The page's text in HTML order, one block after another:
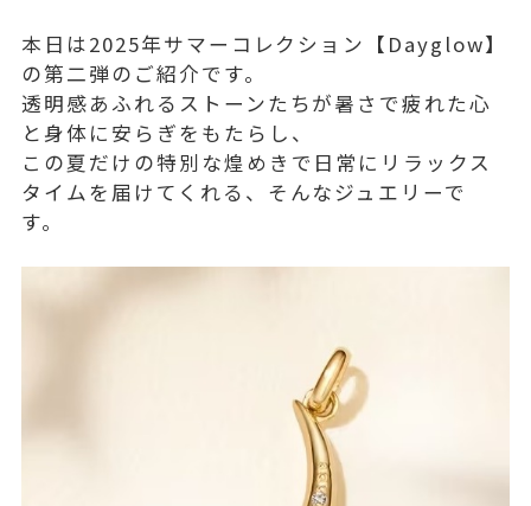
本日は2025年サマーコレクション【Dayglow】
の第二弾のご紹介です。
透明感あふれるストーンたちが暑さで疲れた心
と身体に安らぎをもたらし、
この夏だけの特別な煌めきで日常にリラックス
タイムを届けてくれる、そんなジュエリーで
す。